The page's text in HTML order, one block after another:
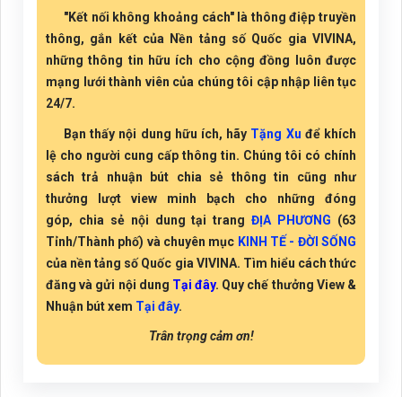
"Kết nối không khoảng cách" là thông điệp truyền
thông, gắn kết của Nền tảng số Quốc gia VIVINA,
những thông tin hữu ích cho cộng đồng luôn được
mạng lưới thành viên của chúng tôi cập nhập liên tục
24/7.
Bạn thấy nội dung hữu ích, hãy Tặng Xu để khích
lệ cho người cung cấp thông tin. Chúng tôi có chính
sách trả nhuận bút chia sẻ thông tin cũng như
thưởng lượt view minh bạch cho những đóng
góp, chia sẻ nội dung tại trangĐỊA PHƯƠNG (63
Tỉnh/Thành phố) và chuyên mục KINH TẾ - ĐỜI SỐNG
của nền tảng số Quốc gia VIVINA. Tìm hiểu cách thức
đăng và gửi nội dung Tại đây. Quy chế thưởng View &
Nhuận bút xem Tại đây.
Trân trọng cảm ơn!